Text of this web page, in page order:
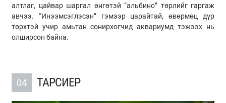
алтлаг, цайвар шаргал өнгөтэй “альбино” төрлийг гаргаж
авчээ. “Инээмсэглэсэн” гэмээр царайтай, өвөрмөц дүр
төрхтэй учир амьтан сонирхогчид аквариумд тэжээх нь
олширсон байна.
04 ТАРСИЕР